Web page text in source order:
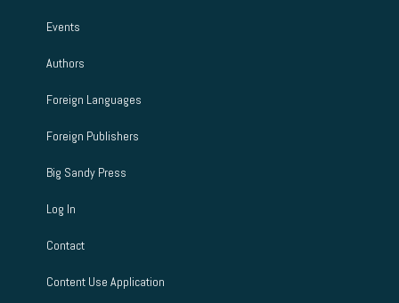
Events
Authors
Foreign Languages
Foreign Publishers
Big Sandy Press
Log In
Contact
Content Use Application